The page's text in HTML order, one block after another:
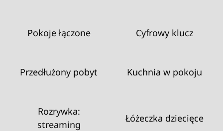
Pokoje łączone Cyfrowy klucz
Przedłużony pobyt Kuchnia w pokoju
Rozrywka:
streaming
Łóżeczka dziecięce